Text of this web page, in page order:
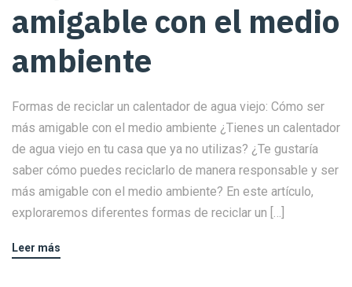
amigable con el medio
ambiente
Formas de reciclar un calentador de agua viejo: Cómo ser
más amigable con el medio ambiente ¿Tienes un calentador
de agua viejo en tu casa que ya no utilizas? ¿Te gustaría
saber cómo puedes reciclarlo de manera responsable y ser
más amigable con el medio ambiente? En este artículo,
exploraremos diferentes formas de reciclar un […]
Leer más